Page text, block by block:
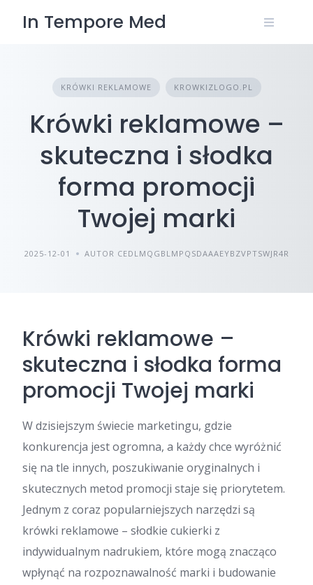
In Tempore Med
KRÓWKI REKLAMOWE KROWKIZLOGO.PL
Krówki reklamowe –
skuteczna i słodka
forma promocji
Twojej marki
2025-12-01 AUTOR CEDLMQGBLMPQSDAAAEYBZVPTSWJR4R
Krówki reklamowe –
skuteczna i słodka forma
promocji Twojej marki
W dzisiejszym świecie marketingu, gdzie
konkurencja jest ogromna, a każdy chce wyróżnić
się na tle innych, poszukiwanie oryginalnych i
skutecznych metod promocji staje się priorytetem.
Jednym z coraz popularniejszych narzędzi są
krówki reklamowe – słodkie cukierki z
indywidualnym nadrukiem, które mogą znacząco
wpłynąć na rozpoznawalność marki i budowanie